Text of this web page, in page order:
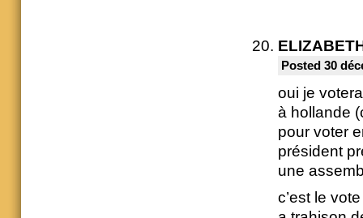
Posted 30
oui je
à hollande
pour voter
président
une
c’est le